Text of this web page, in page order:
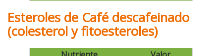
Esteroles de Café descafeinado
(colesterol y fitoesteroles)